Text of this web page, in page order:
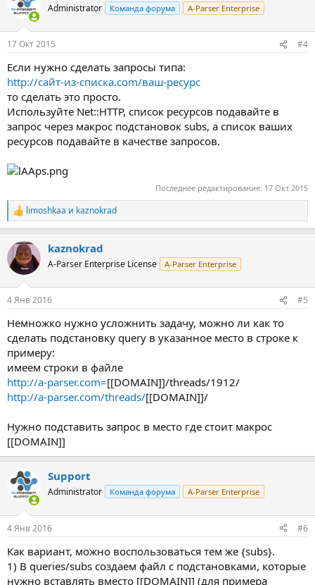
Administrator Команда форума A-Parser Enterprise
17 Окт 2015 #4
Если нужно сделать запросы типа:
http://сайт-из-списка.com/ваш-ресурс
то сделать это просто.
Используйте Net::HTTP, список ресурсов подавайте в
запрос через макрос подстановок subs, а список ваших
ресурсов подавайте в качестве запросов.
Последнее редактирование: 17 Окт 2015
Р
е
к
ц
и
limoshkaa и kaznokrad
kaznokrad
A-Parser Enterprise License A-Parser Enterprise
4 Янв 2016 #5
Немножко нужно усложнить задачу, можно ли как то
сделать подстановку query в указанное место в строке к
примеру:
имеем строки в файле
http://a-parser.com=[[DOMAIN]]/threads/1912/
http://a-parser.com/threads/[[DOMAIN]]/
Нужно подставить запрос в место где стоит макрос
[[DOMAIN]]
Support
Administrator Команда форума A-Parser Enterprise
4 Янв 2016 #6
Как вариант, можно воспользоваться тем же {subs}.
1) В queries/subs создаем файл с подстановками, которые
нужно вставлять вместо [[DOMAIN]] (для примера